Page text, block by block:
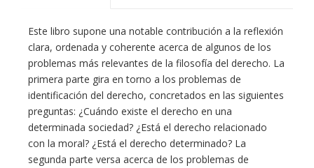
Este libro supone una notable contribución a la reflexión
clara, ordenada y coherente acerca de algunos de los
problemas más relevantes de la filosofía del derecho. La
primera parte gira en torno a los problemas de
identificación del derecho, concretados en las siguientes
preguntas: ¿Cuándo existe el derecho en una
determinada sociedad? ¿Está el derecho relacionado
con la moral? ¿Está el derecho determinado? La
segunda parte versa acerca de los problemas de